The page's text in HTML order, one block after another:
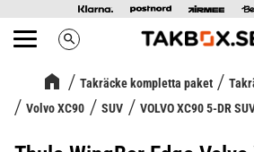
Meny search
Takräcke kompletta paket
Volvo XC90
SUV VOLVO XC90 5-DR